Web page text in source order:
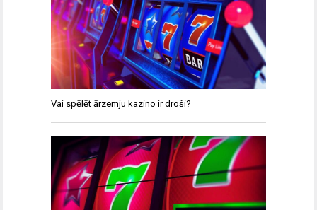
Vai spēlēt ārzemju kazino ir droši?